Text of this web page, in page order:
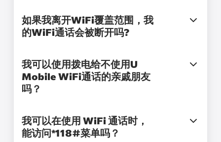
如果我离开WiFi覆盖范围，我
的WiFi通话会被断开吗?
我可以使用拨电给不使用U
Mobile WiFi通话的亲戚朋友
吗？
我可以在使用 WiFi 通话时，
能访问*118#菜单吗？